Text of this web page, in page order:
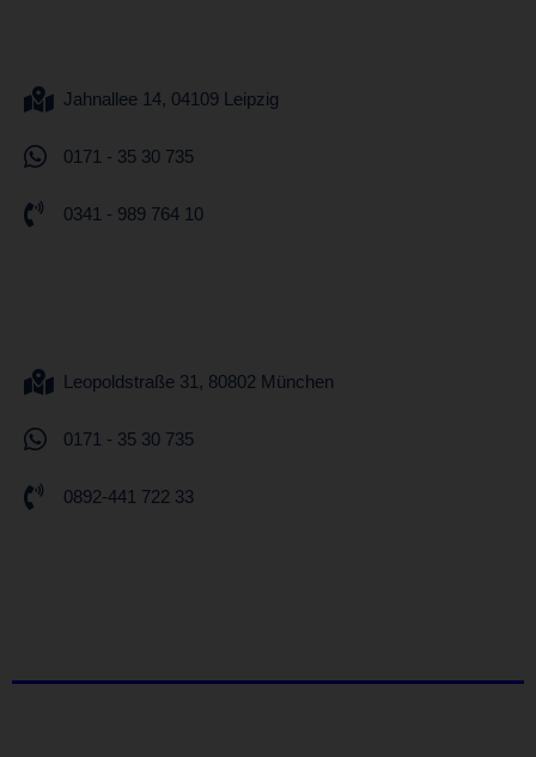
Jahnallee 14, 04109 Leipzig
0171 - 35 30 735
0341 - 989 764 10
Leopoldstraße 31, 80802 München
0171 - 35 30 735
0892-441 722 33